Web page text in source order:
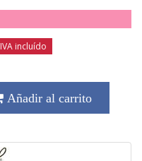
IVA incluído
Añadir al carrito